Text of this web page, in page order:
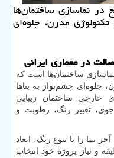
در نماسازی ساختمان‌ها
مدرن، جلوه‌ای
در معماری ایرانی
ساختمان‌ها است که
جلوه‌ای چشم‌نواز به بناها
خارجی ساختمان زیبایی
تغییر رنگ، رطوبت و
آجر نما را با تنوع رنگ، ابعاد
و نیاز پروژه خود انتخاب